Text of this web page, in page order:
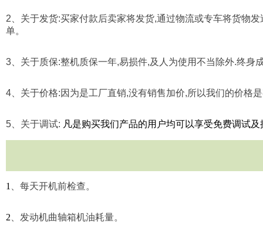
2 、关于发货:买家付款后卖家将发货,通过物流或专车将货物
单。
3 、关于质保:整机质保一年,易损件,及人为使用不当除外.终身
4 、关于价格:因为是工厂直销,没有销售加价,所以我们的价格
5 、关于调试: 凡是购买我们产品的用户均可以享受免费调试
1 、每天开机前检查。
2 、发动机曲轴箱机油耗量。